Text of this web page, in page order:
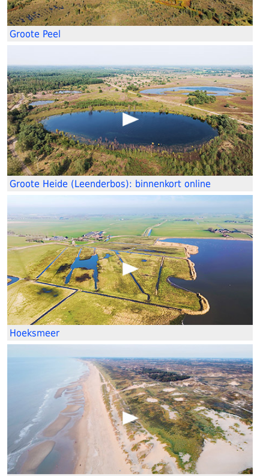
Groote Peel
Groote Heide (Leenderbos): binnenkort online
Hoeksmeer